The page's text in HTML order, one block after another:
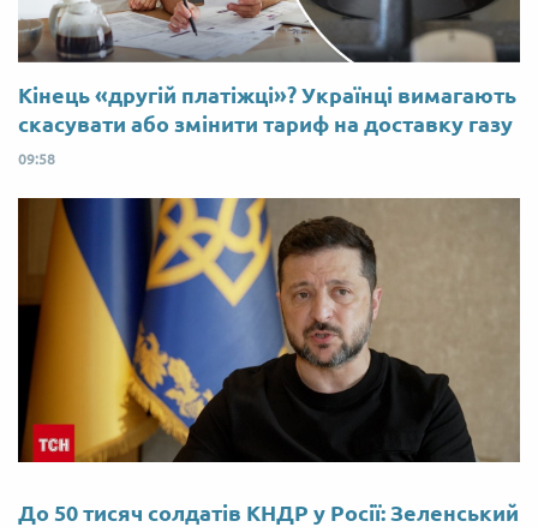
Кінець «другій платіжці»? Українці вимагають
скасувати або змінити тариф на доставку газу
09:58
До 50 тисяч солдатів КНДР у Росії: Зеленський